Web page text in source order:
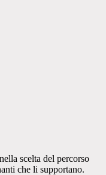
scelta del percorso
che li supportano.